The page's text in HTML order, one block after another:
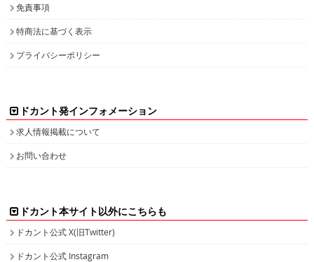
免責事項
特商法に基づく表示
プライバシーポリシー
ドカント発インフォメーション
求人情報掲載について
お問い合わせ
ドカント本サイト以外にこちらも
ドカント公式 X(旧Twitter)
ドカント公式 Instagram